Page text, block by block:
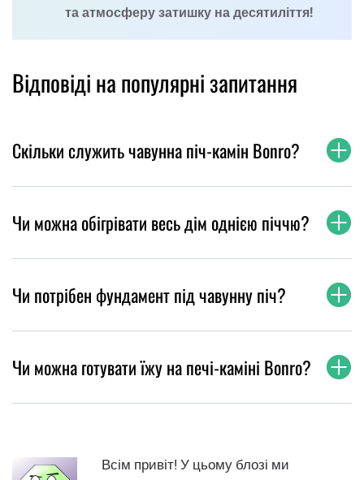
та атмосферу затишку на десятиліття!
Відповіді на популярні запитання
Скільки служить чавунна піч-камін Bonro?
Чи можна обігрівати весь дім однією піччю?
Чи потрібен фундамент під чавунну піч?
Чи можна готувати їжу на печі-каміні Bonro?
Всім привіт! У цьому блозі ми